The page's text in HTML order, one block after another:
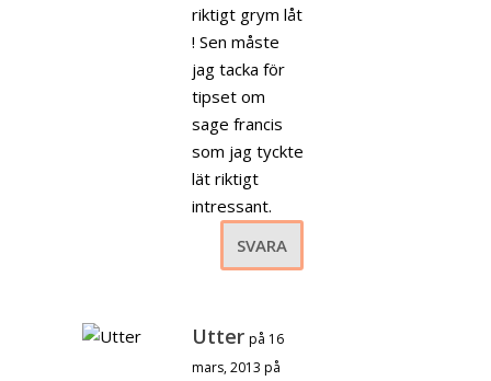
riktigt grym låt
! Sen måste
jag tacka för
tipset om
sage francis
som jag tyckte
lät riktigt
intressant.
SVARA
Utter på 16
mars, 2013 på